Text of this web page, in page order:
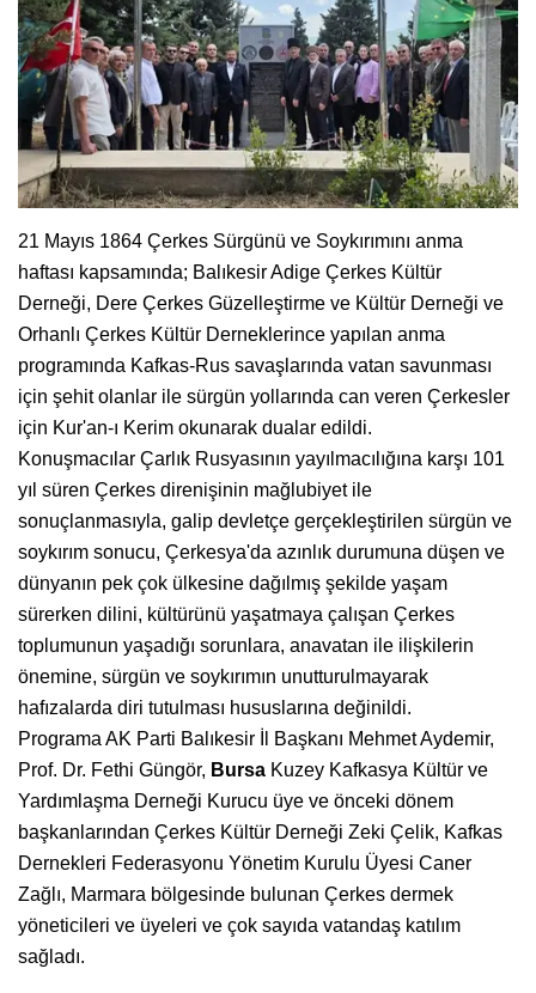
21 Mayıs 1864 Çerkes Sürgünü ve Soykırımını anma
haftası kapsamında; Balıkesir Adige Çerkes Kültür
Derneği, Dere Çerkes Güzelleştirme ve Kültür Derneği ve
Orhanlı Çerkes Kültür Derneklerince yapılan anma
programında Kafkas-Rus savaşlarında vatan savunması
için şehit olanlar ile sürgün yollarında can veren Çerkesler
için Kur'an-ı Kerim okunarak dualar edildi.
Konuşmacılar Çarlık Rusyasının yayılmacılığına karşı 101
yıl süren Çerkes direnişinin mağlubiyet ile
sonuçlanmasıyla, galip devletçe gerçekleştirilen sürgün ve
soykırım sonucu, Çerkesya'da azınlık durumuna düşen ve
dünyanın pek çok ülkesine dağılmış şekilde yaşam
sürerken dilini, kültürünü yaşatmaya çalışan Çerkes
toplumunun yaşadığı sorunlara, anavatan ile ilişkilerin
önemine, sürgün ve soykırımın unutturulmayarak
hafızalarda diri tutulması hususlarına değinildi.
Programa AK Parti Balıkesir İl Başkanı Mehmet Aydemir,
Prof. Dr. Fethi Güngör, Bursa Kuzey Kafkasya Kültür ve
Yardımlaşma Derneği Kurucu üye ve önceki dönem
başkanlarından Çerkes Kültür Derneği Zeki Çelik, Kafkas
Dernekleri Federasyonu Yönetim Kurulu Üyesi Caner
Zağlı, Marmara bölgesinde bulunan Çerkes dermek
yöneticileri ve üyeleri ve çok sayıda vatandaş katılım
sağladı.